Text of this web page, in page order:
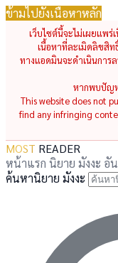
ข้ามไปยังเนื้อหาหลัก
เว็บไซต์นี้จะไม่เผยแพ
เนื้อหาที่ละเมิดลิขสิท
ทางแอดมินจะดำเนินกา
หากพบปัญห
This website does not
find any infringing
MOST READER
หน้าแรก นิยาย มังงะ อั
ค้นหานิยาย มังงะ